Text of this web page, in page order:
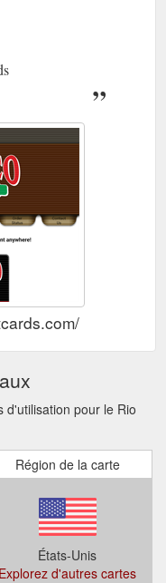
d'utilisation pour le Rio
Région de la carte
États-Unis
Explorez d'autres cartes